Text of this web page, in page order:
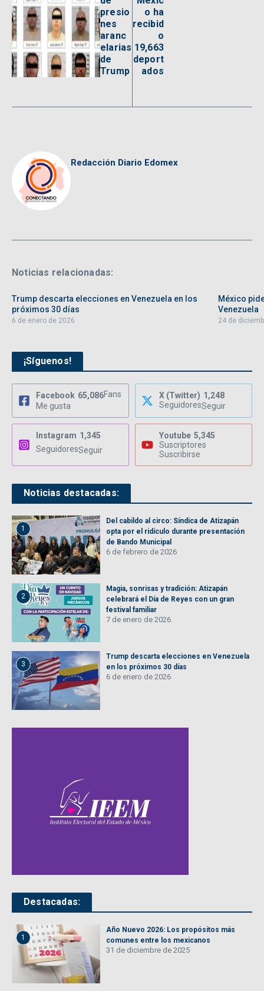
presio
nes
aranc
elarias
de
Trump
o ha
recibid
o
19,663
deport
ados
Redacción Diario Edomex
Noticias relacionadas:
Trump descarta elecciones en Venezuela en los
próximos 30 días
6 de enero de 2026
México
Venezuela
24 de
¡Síguenos!
Facebook 65,086Fans
Me gusta
X (Twitter) 1,248
SeguidoresSeguir
Instagram 1,345
SeguidoresSeguir
Youtube 5,345
Suscriptores
Suscribirse
Noticias destacadas:
1
Del cabildo al circo: Síndica de Atizapán
opta por el ridículo durante presentación
de Bando Municipal
6 de febrero de 2026
2
Magia, sonrisas y tradición: Atizapán
celebrará el Día de Reyes con un gran
festival familiar
7 de enero de 2026
3
Trump descarta elecciones en Venezuela
en los próximos 30 días
6 de enero de 2026
Destacadas:
1
Año Nuevo 2026: Los propósitos más
comunes entre los mexicanos
31 de diciembre de 2025